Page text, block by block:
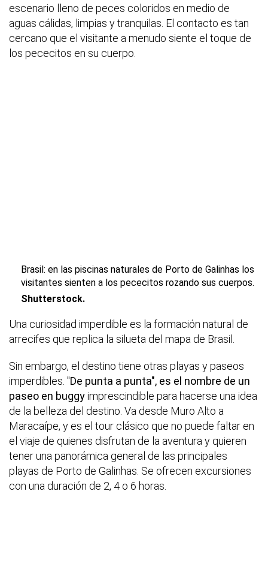
escenario lleno de peces coloridos en medio de
aguas cálidas, limpias y tranquilas. El contacto es tan
cercano que el visitante a menudo siente el toque de
los pececitos en su cuerpo.
Brasil: en las piscinas naturales de Porto de Galinhas los
visitantes sienten a los pececitos rozando sus cuerpos.
Shutterstock.
Una curiosidad imperdible es la formación natural de
arrecifes que replica la silueta del mapa de Brasil.
Sin embargo, el destino tiene otras playas y paseos
imperdibles. "De punta a punta", es el nombre de un
paseo en buggyimprescindible para hacerse una idea
de la belleza del destino. Va desde Muro Alto a
Maracaípe, y es el tour clásico que no puede faltar en
el viaje de quienes disfrutan de la aventura y quieren
tener una panorámica general de las principales
playas de Porto de Galinhas. Se ofrecen excursiones
con una duración de 2, 4 o 6 horas.